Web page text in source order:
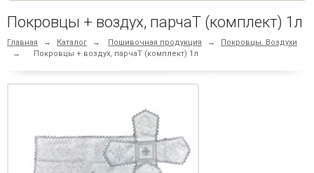
Покровцы + воздух, парчаТ (комплект) 1л
Главная → Каталог → Пошивочная продукция →
Покровцы. Воздухи
→
Покровцы + воздух, парчаТ (комплект) 1л